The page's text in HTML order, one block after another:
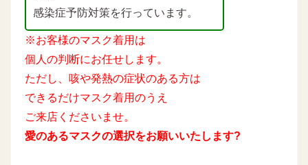
感染症予防対策を行っています。
※お客様のマスク着用は
個人の判断にお任せします。
ただし、咳や発熱の症状のある方は
できるだけマスク着用のうえ
ご来店くださいませ。
愛のあるマスクの選択をお願いいたします?